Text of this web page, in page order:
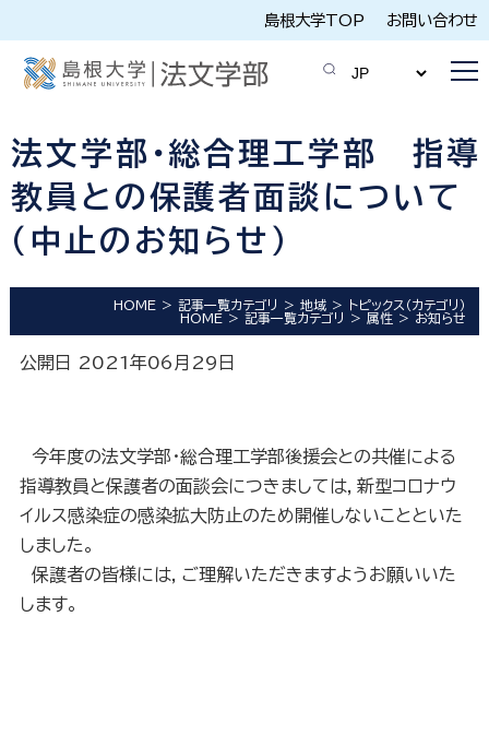
島根大学TOP お問い合わせ
法文学部・総合理工学部 指導
教員との保護者面談について
（中止のお知らせ）
HOME 記事一覧カテゴリ 地域
トピックス（カテゴリ）
HOME
記事一覧カテゴリ 属性 お知らせ
公開日 2021年06月29日
今年度の法文学部・総合理工学部後援会との共催による
指導教員と保護者の面談会につきましては，新型コロナウ
イルス感染症の感染拡大防止のため開催しないことといた
しました。
保護者の皆様には，ご理解いただきますようお願いいた
します。